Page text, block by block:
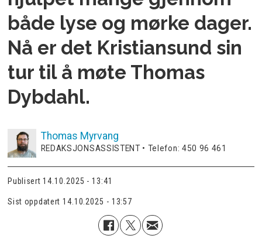
både lyse og mørke dager.
Nå er det Kristiansund sin
tur til å møte Thomas
Dybdahl.
Thomas Myrvang
REDAKSJONSASSISTENT • Telefon: 450 96 461
Publisert 14.10.2025 - 13:41
Sist oppdatert 14.10.2025 - 13:57